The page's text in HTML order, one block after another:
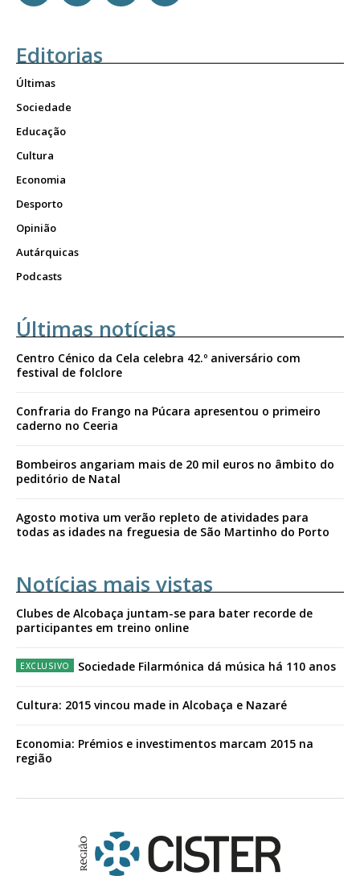
Editorias
Últimas
Sociedade
Educação
Cultura
Economia
Desporto
Opinião
Autárquicas
Podcasts
Últimas notícias
Centro Cénico da Cela celebra 42.º aniversário com
festival de folclore
Confraria do Frango na Púcara apresentou o primeiro
caderno no Ceeria
Bombeiros angariam mais de 20 mil euros no âmbito do
peditório de Natal
Agosto motiva um verão repleto de atividades para
todas as idades na freguesia de São Martinho do Porto
Notícias mais vistas
Clubes de Alcobaça juntam-se para bater recorde de
participantes em treino online
Sociedade Filarmónica dá música há 110 anos
Cultura: 2015 vincou made in Alcobaça e Nazaré
Economia: Prémios e investimentos marcam 2015 na
região